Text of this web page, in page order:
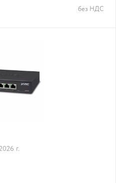
без НДС
г.